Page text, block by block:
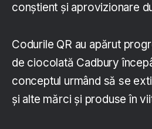
conștient și aprovizionare
Codurile QR au apărut
de ciocolată Cadbury
conceptul urmând să se
și alte mărci și produse în